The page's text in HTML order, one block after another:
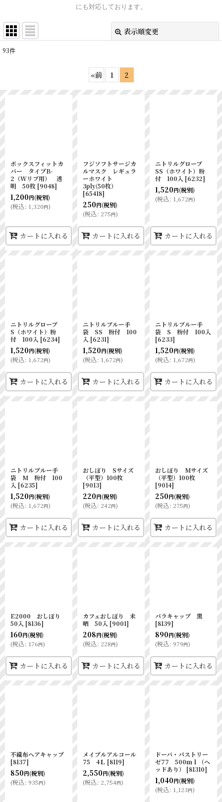
にも対応しております。
表示順変更
93件
«前 1 2
ボックスフィットカ
バー タイプB-
2（Wリブ用） 透
明 50枚 [9048]
1,200円(税別)
(税込: 1,320円)
カートに入れる
フジソフトサージカ
ルマスク レギュラ
ーホワイト
3ply(50枚）
[65418]
250円(税別)
(税込: 275円)
カートに入れる
ニトリルグローブ
SS（ホワイト）粉
付 100入 [6232]
1,520円(税別)
(税込: 1,672円)
カートに入れる
ニトリルグローブ
S（ホワイト）粉
付 100入 [6234]
1,520円(税別)
(税込: 1,672円)
カートに入れる
ニトリルブルー手
袋 SS 粉付 100
入 [6231]
1,520円(税別)
(税込: 1,672円)
カートに入れる
ニトリルブルー手
袋 S 粉付 100入
[6233]
1,520円(税別)
(税込: 1,672円)
カートに入れる
ニトリルブルー手
袋 M 粉付 100
入 [6235]
1,520円(税別)
(税込: 1,672円)
カートに入れる
おしぼり Sサイズ
（平型）100枚
[9013]
220円(税別)
(税込: 242円)
カートに入れる
おしぼり Mサイズ
（平型）100枚
[9014]
250円(税別)
(税込: 275円)
カートに入れる
E2000 おしぼり
50入 [8136]
160円(税別)
(税込: 176円)
カートに入れる
カフェおしぼり 未
晒 50入 [9001]
208円(税別)
(税込: 228円)
カートに入れる
パラキャップ 黒
[8139]
890円(税別)
(税込: 979円)
カートに入れる
不織布ヘアキャップ
[8137]
850円(税別)
(税込: 935円)
メイプルアルコール
75 4Ｌ [8119]
2,550円(税別)
(税込: 2,754円)
ドーバ・パストリー
ゼ77 500ｍｌ（ヘ
ッドあり）
[81310]
1,040円(税別)
(税込: 1,123円)